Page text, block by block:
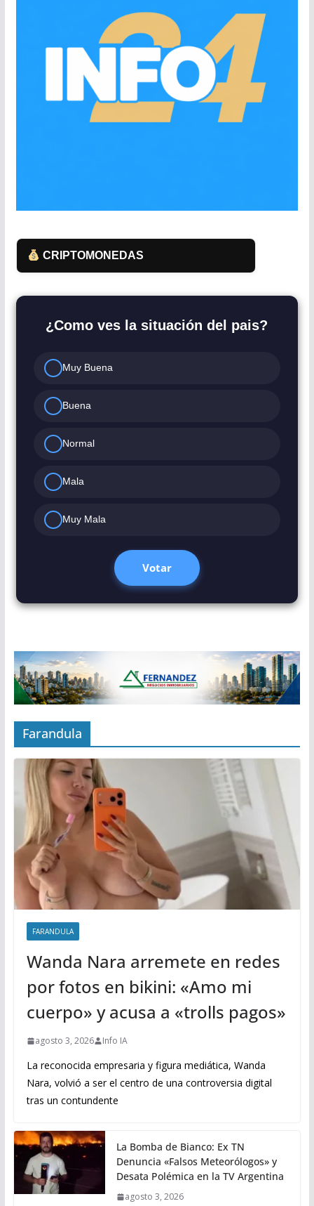
CRIPTOMONEDAS
¿Como ves la situación del pais?
Muy Buena
Buena
Normal
Mala
Muy Mala
Votar
Farandula
FARANDULA
Wanda Nara arremete en redes
por fotos en bikini: «Amo mi
cuerpo» y acusa a «trolls pagos»
agosto 3, 2026 Info IA
La reconocida empresaria y figura mediática, Wanda
Nara, volvió a ser el centro de una controversia digital
tras un contundente
La Bomba de Bianco: Ex TN
Denuncia «Falsos Meteorólogos» y
Desata Polémica en la TV Argentina
agosto 3, 2026